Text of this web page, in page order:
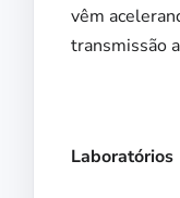
vêm
transmissão
Laboratórios